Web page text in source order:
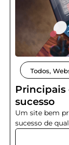
Todos,
Principais
sucesso
Um site bem
sucesso de